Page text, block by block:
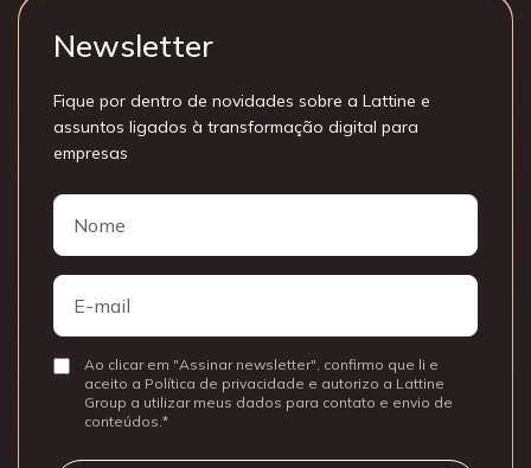
Newsletter
Fique por dentro de novidades sobre a Lattine e
assuntos ligados à transformação digital para
empresas
Nome
E-
mail
ConsentirAo clicar em "Assinar newsletter", confirmo que li e
aceito a Política de privacidade e autorizo a Lattine
Group a utilizar meus dados para contato e envio de
conteúdos.